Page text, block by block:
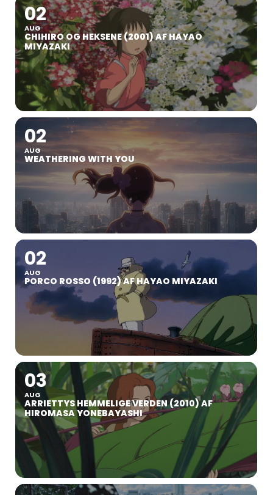
02
AUG
CHIHIRO OG HEKSENE (2001) AF HAYAO
MIYAZAKI
02
AUG
WEATHERING WITH YOU
02
AUG
PORCO ROSSO (1992) AF HAYAO MIYAZAKI
03
AUG
ARRIETTYS HEMMELIGE VERDEN (2010) AF
HIROMASA YONEBAYASHI